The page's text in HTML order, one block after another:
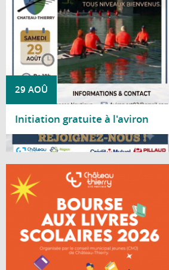
29 AOÛ
Initiation gratuite à l'aviron
Lire la suite
Le Conseil Municipal Jeunes de Château-
Thierry organise une bourse aux livres
scolaires à destination des lycéens.